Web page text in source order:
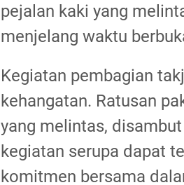
pejalan kaki yang
menjelang waktu
Kegiatan pembagian
kehangatan. Ratusan
yang melintas,
kegiatan serupa dapat
komitmen bersama